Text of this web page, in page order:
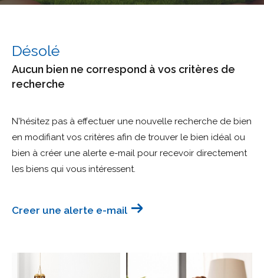
Désolé
Aucun bien ne correspond à vos critères de
recherche
N'hésitez pas à effectuer une nouvelle recherche de bien
en modifiant vos critères afin de trouver le bien idéal ou
bien à créer une alerte e-mail pour recevoir directement
les biens qui vous intéressent.
Creer une alerte e-mail
bien
Ville
Budget
Surface
Surface
Pièces